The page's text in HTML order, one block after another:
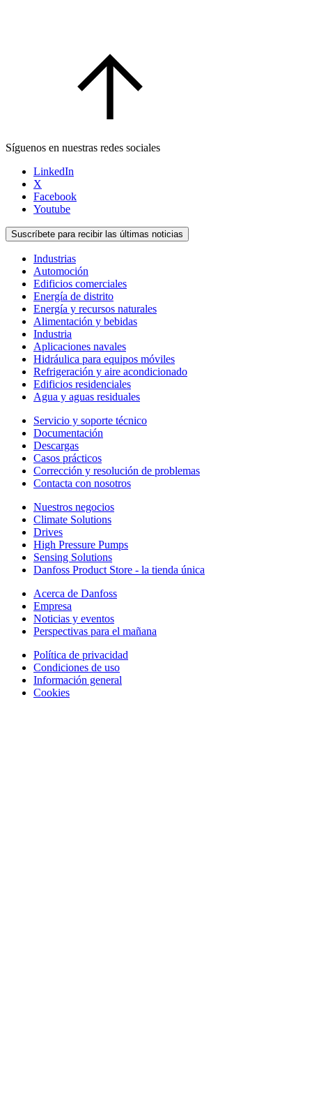
Síguenos en nuestras redes sociales
LinkedIn
X
Facebook
Youtube
Suscríbete para recibir las últimas noticias
Industrias
Automoción
Edificios comerciales
Energía de distrito
Energía y recursos naturales
Alimentación y bebidas
Industria
Aplicaciones navales
Hidráulica para equipos móviles
Refrigeración y aire acondicionado
Edificios residenciales
Agua y aguas residuales
Servicio y soporte técnico
Documentación
Descargas
Casos prácticos
Corrección y resolución de problemas
Contacta con nosotros
Nuestros negocios
Climate Solutions
Drives
High Pressure Pumps
Sensing Solutions
Danfoss Product Store - la tienda única
Acerca de Danfoss
Empresa
Noticias y eventos
Perspectivas para el mañana
Política de privacidad
Condiciones de uso
Información general
Cookies